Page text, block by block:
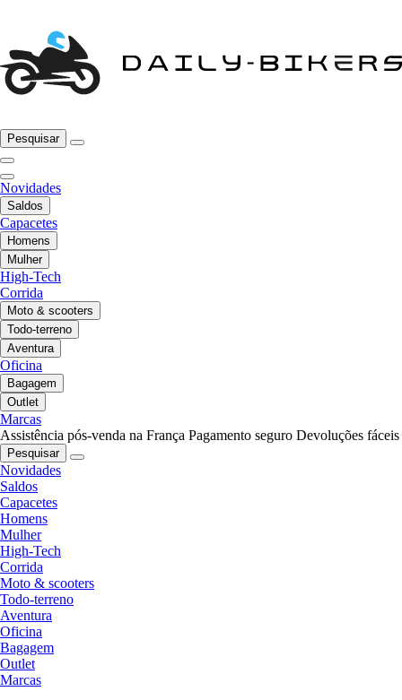
Pesquisar
Novidades
Saldos
Capacetes
Homens
Mulher
High-Tech
Corrida
Moto & scooters
Todo-terreno
Aventura
Oficina
Bagagem
Outlet
Marcas
Assistência pós-venda na França Pagamento seguro Devoluções fáceis
Pesquisar
Novidades
Saldos
Capacetes
Homens
Mulher
High-Tech
Corrida
Moto & scooters
Todo-terreno
Aventura
Oficina
Bagagem
Outlet
Marcas